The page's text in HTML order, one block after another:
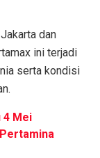
dan
ini terjadi
serta kondisi
4 Mei